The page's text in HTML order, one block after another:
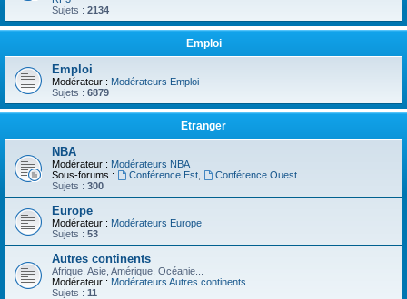
Sujets : 2134
Emploi
Emploi
Modérateur : Modérateurs Emploi
Sujets : 6879
Etranger
NBA
Modérateur : Modérateurs NBA
Sous-forums :
Conférence Est,
Conférence Ouest
Sujets : 300
Europe
Modérateur : Modérateurs Europe
Sujets : 53
Autres continents
Afrique, Asie, Amérique, Océanie...
Modérateur : Modérateurs Autres continents
Sujets : 11